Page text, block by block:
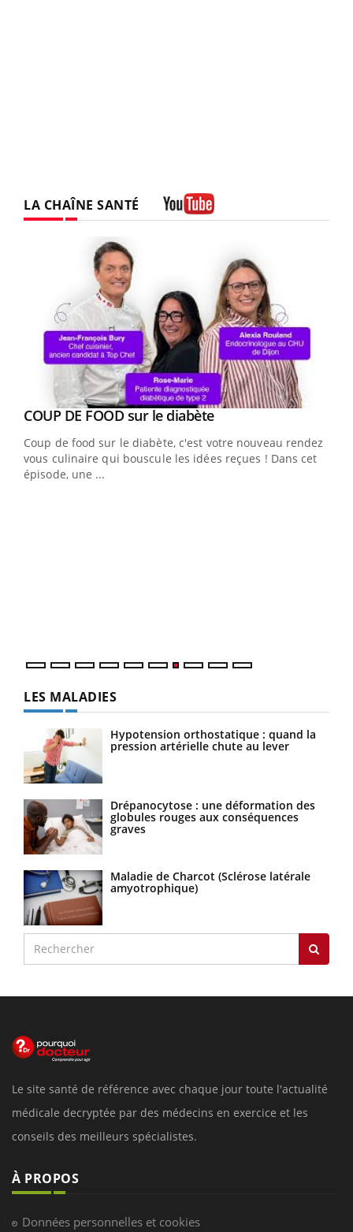
LA CHAÎNE SANTÉ
Youtube
COUP DE FOOD sur le diabèteYoutube
Coup de food sur le diabète, c'est votre nouveau rendez-
vous culinaire qui bouscule les idées reçues ! Dans cet
épisode, une ...
LES MALADIES
Hypotension orthostatique : quand la
pression artérielle chute au lever
Drépanocytose : une déformation des
globules rouges aux conséquences
graves
Maladie de Charcot (Sclérose latérale
amyotrophique)
Le site santé de référence avec chaque jour toute l'actualité
médicale decryptée par des médecins en exercice et les
conseils des meilleurs spécialistes.
À PROPOS
Données personnelles et cookies